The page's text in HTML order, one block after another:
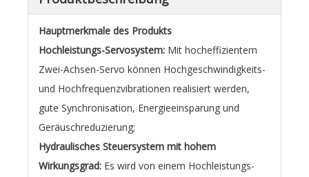
Hauptmerkmale des Produkts
Hochleistungs-Servosystem: Mit hocheffizientem
Zwei-Achsen-Servo können Hochgeschwindigkeits-
und Hochfrequenzvibrationen realisiert werden,
gute Synchronisation, Energieeinsparung und
Geräuschreduzierung;
Hydraulisches Steuersystem mit hohem
Wirkungsgrad: Es wird von einem Hochleistungs-